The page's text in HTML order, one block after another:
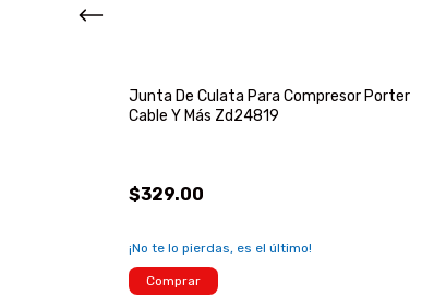
Junta De Culata Para Compresor Porter
Cable Y Más Zd24819
$329.00
¡No te lo pierdas, es el último!
Comprar